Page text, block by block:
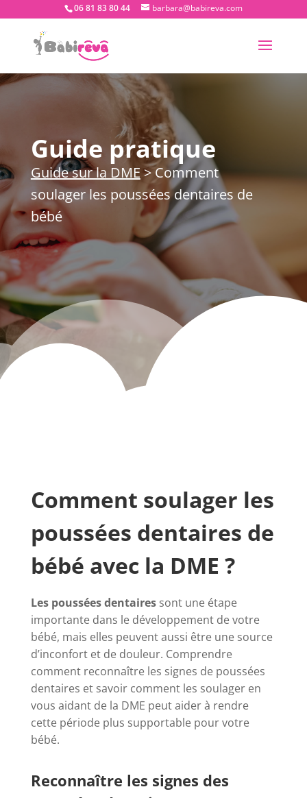
06 81 83 80 44 barbara@babireva.com
Guide pratique
Guide sur la DME> Comment
soulager les poussées dentaires de
bébé
Comment soulager les
poussées dentaires de
bébé avec la DME ?
Les poussées dentairessont une étape
importante dans le développement de votre
bébé, mais elles peuvent aussi être une source
d’inconfort et de douleur. Comprendre
comment reconnaître les signes de poussées
dentaires et savoir comment les soulager en
vous aidant de la DME peut aider à rendre
cette période plus supportable pour votre
bébé.
Reconnaître les signes des